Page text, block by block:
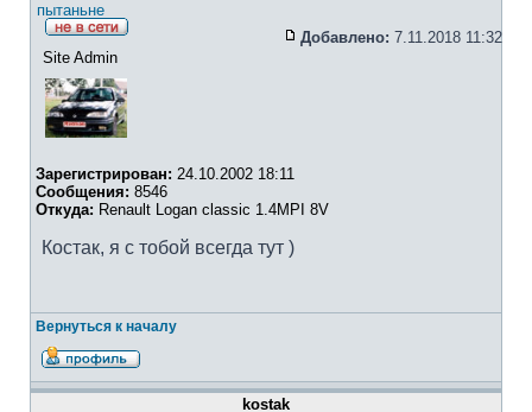
пытаньне
Добавлено: 7.11.2018 11:32
Site Admin
Зарегистрирован: 24.10.2002 18:11
Сообщения: 8546
Откуда: Renault Logan classic 1.4MPI 8V
Костак, я с тобой всегда тут )
Вернуться к началу
kostak